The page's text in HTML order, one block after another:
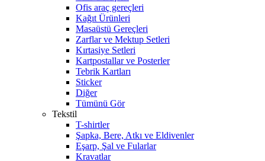
Ofis araç gereçleri
Kağıt Ürünleri
Masaüstü Gereçleri
Zarflar ve Mektup Setleri
Kırtasiye Setleri
Kartpostallar ve Posterler
Tebrik Kartları
Sticker
Diğer
Tümünü Gör
Tekstil
T-shirtler
Şapka, Bere, Atkı ve Eldivenler
Eşarp, Şal ve Fularlar
Kravatlar